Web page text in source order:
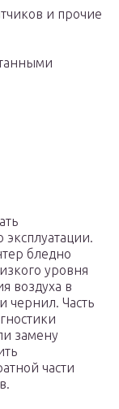
и прочие
бледно
уровня
воздуха в
чернил. Часть
замену
части